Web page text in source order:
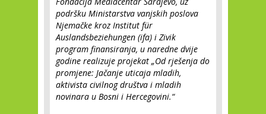
podršku Ministarstva vanjskih poslova
Njemačke kroz Institut für
Auslandsbeziehungen (ifa) i Zivik
program finansiranja, u naredne dvije
godine realizuje projekat „Od rješenja do
promjene: Jačanje uticaja mladih,
aktivista civilnog društva i mladih
novinara u Bosni i Hercegovini.“